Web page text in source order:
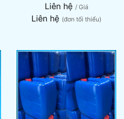
Liên hệ / Giá
Liên hệ (đơn tối thiểu)